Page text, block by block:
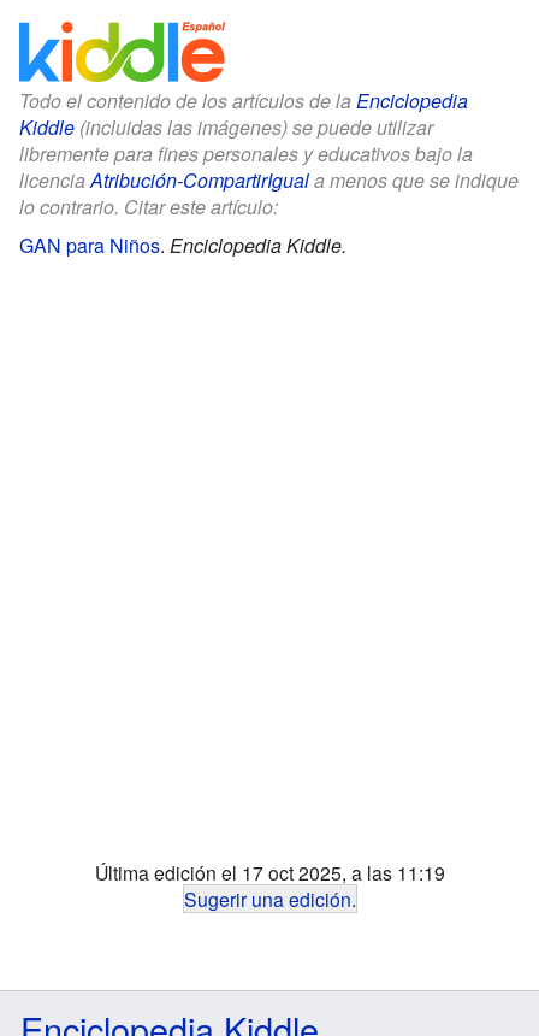
Todo el contenido de los artículos de la Enciclopedia
Kiddle (incluidas las imágenes) se puede utilizar
libremente para fines personales y educativos bajo la
licenciaAtribución-CompartirIguala menos que se indique
lo contrario. Citar este artículo:
GAN para Niños. Enciclopedia Kiddle.
Última edición el 17 oct 2025, a las 11:19
Sugerir una edición.